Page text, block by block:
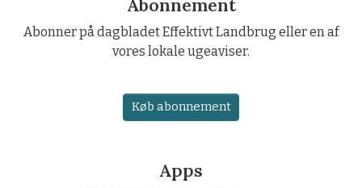
Abonnement
Abonner på dagbladet Effektivt Landbrug eller en af
vores lokale ugeaviser.
Køb abonnement
Apps